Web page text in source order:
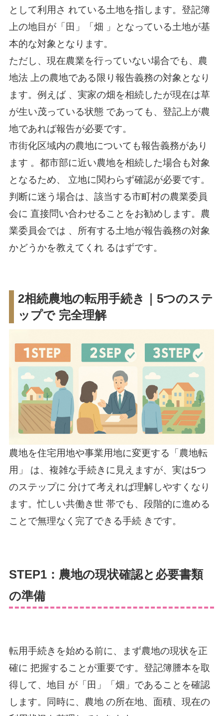
として利用さ れている土地を指します。登記簿
上の地目が「田」「畑 」となっている土地が基
本的な対象となります。
ただし、現在農業を行っていない場合でも、農
地法 上の農地である限り報告義務の対象となり
ます。例えば 、実家の畑を相続したが現在は草
が生い茂っている状態 であっても、登記上が農
地であれば報告が必要です。
市街化区域内の農地についても報告義務があり
ます 。都市部に近い農地を相続した場合も対象
となるため、 立地に関わらず確認が必要です。
判断に迷う場合は、該当する市町村の農業委員
会に 直接問い合わせることをお勧めします。農
業委員会では 、所有する土地が報告義務の対象
かどうかを教えてくれ るはずです。
2相続農地の転用手続き｜5つのステ
ップで 完全理解
農地を住宅用地や事業用地に変更する「農地転
用」 は、複雑な手続きに見えますが、実は5つ
のステップに 分けて考えれば理解しやすくなり
ます。忙しい共働き世 帯でも、段階的に進める
ことで無理なく完了できる手続 きです。
STEP1：農地の現状確認と必要書類
の準備
転用手続きを始める前に、まず農地の現状を正
確に 把握することが重要です。登記簿謄本を取
得して、地目 が「田」「畑」であることを確認
します。同時に、農地 の所在地、面積、現在の